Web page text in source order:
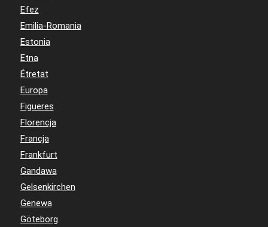
Efez
Emilia-Romania
Estonia
Etna
Étretat
Europa
Figueres
Florencja
Francja
Frankfurt
Gandawa
Gelsenkirchen
Genewa
Göteborg